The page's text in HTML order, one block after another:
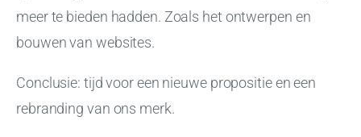
meer te bieden hadden. Zoals het ontwerpen en
bouwen van websites.
Conclusie: tijd voor een nieuwe propositie en een
rebranding van ons merk.